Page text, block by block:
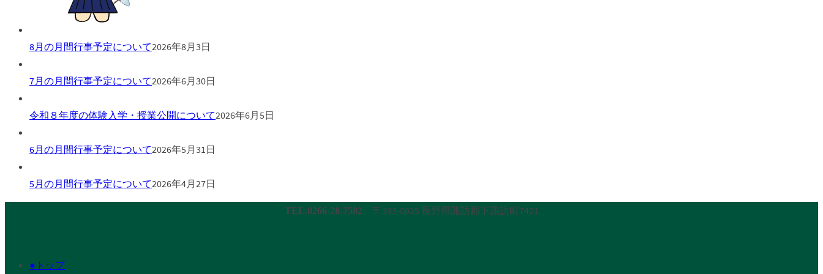
8月の月間行事予定について2026年8月3日
7月の月間行事予定について2026年6月30日
令和８年度の体験入学・授業公開について2026年6月5日
6月の月間行事予定について2026年5月31日
5月の月間行事予定について2026年4月27日
TEL.0266-28-7582 〒393-0025 長野県諏訪郡下諏訪町7401
●トップ